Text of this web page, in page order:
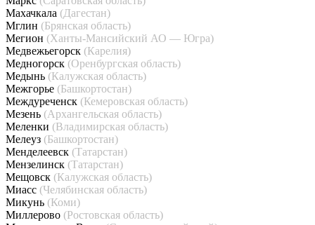
Махачкала (Дагестан)
Мглин (Брянская область)
Мегион (Ханты-Мансийский АО — Югра)
Медвежьегорск (Карелия)
Медногорск (Оренбургская область)
Медынь (Калужская область)
Межгорье (Башкортостан)
Междуреченск (Кемеровская область)
Мезень (Архангельская область)
Меленки (Владимирская область)
Мелеуз (Башкортостан)
Менделеевск (Татарстан)
Мензелинск (Татарстан)
Мещовск (Калужская область)
Миасс (Челябинская область)
Микунь (Коми)
Миллерово (Ростовская область)